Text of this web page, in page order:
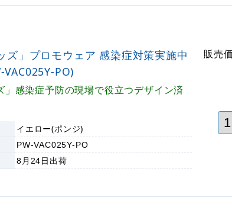
ズ」プロモウェア 感染症対策実施中
PO)
感染症予防の現場で役立つデザイン済
イエロー(ポンジ)
PW-VAC025Y-PO
8月24日出荷
販売